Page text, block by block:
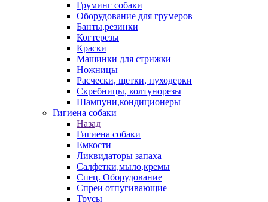
Груминг собаки
Оборудование для грумеров
Банты,резинки
Когтерезы
Краски
Машинки для стрижки
Ножницы
Расчески, щетки, пуходерки
Скребницы, колтунорезы
Шампуни,кондиционеры
Гигиена собаки
Назад
Гигиена собаки
Емкости
Ликвидаторы запаха
Салфетки,мыло,кремы
Спец. Оборудование
Спреи отпугивающие
Трусы